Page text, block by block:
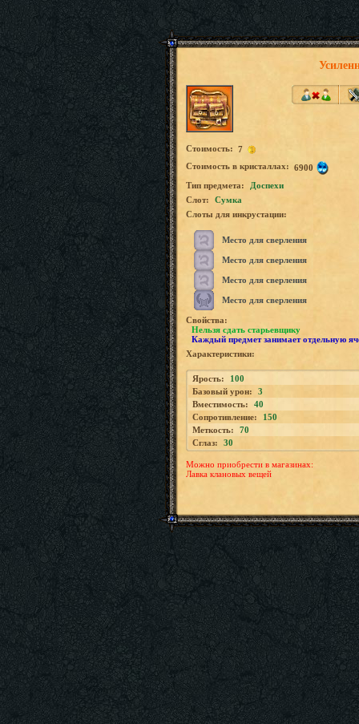
Стоимость: 7
Стоимость в кристаллах: 6900
Tип предмета:
Доспехи
Слот:
Сумка
Слоты для инкрустации:
Место для сверления
Место для сверления
Место для сверления
Место для сверления
Свойства:
Нельзя сдать старьевщику
Каждый предмет занимает отдельную
Характеристики:
Ярость:
100
Базовый урон:
3
Вместимость:
40
Сопротивление:
150
Меткость:
70
Сглаз:
30
Можно приобрести в магазинах:
Лавка клановых вещей